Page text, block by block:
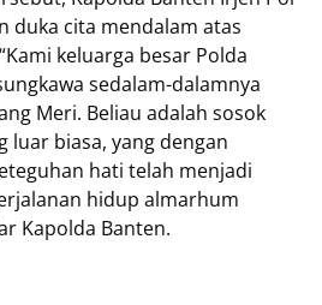
duka cita mendalam atas
keluarga besar Polda
sedalam-dalamnya
Meri. Beliau adalah sosok
luar biasa, yang dengan
hati telah menjadi
hidup almarhum
Kapolda Banten.